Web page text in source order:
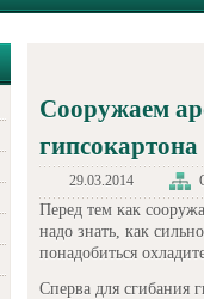
Сооружаем
гипсокартона
29.03.2014
Перед тем как
надо знать, как
понадобиться
Сперва для сгибания